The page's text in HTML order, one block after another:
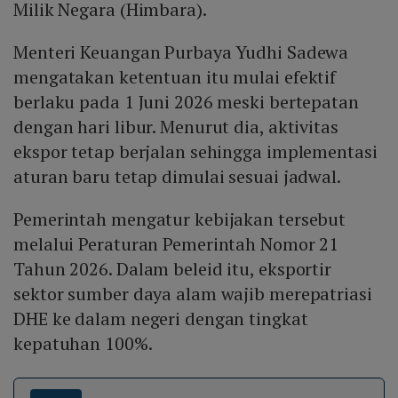
Milik Negara (Himbara).
Menteri Keuangan Purbaya Yudhi Sadewa
mengatakan ketentuan itu mulai efektif
berlaku pada 1 Juni 2026 meski bertepatan
dengan hari libur. Menurut dia, aktivitas
ekspor tetap berjalan sehingga implementasi
aturan baru tetap dimulai sesuai jadwal.
Pemerintah mengatur kebijakan tersebut
melalui Peraturan Pemerintah Nomor 21
Tahun 2026. Dalam beleid itu, eksportir
sektor sumber daya alam wajib merepatriasi
DHE ke dalam negeri dengan tingkat
kepatuhan 100%.